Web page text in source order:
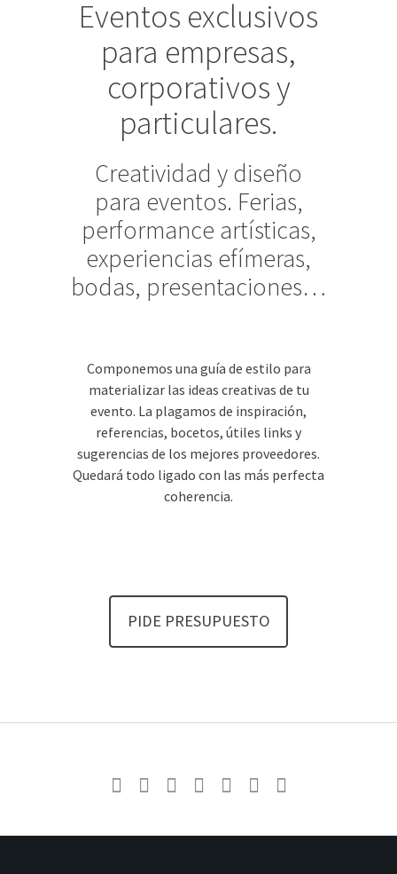
Eventos exclusivos
para empresas,
corporativos y
particulares.
Creatividad y diseño
para eventos. Ferias,
performance artísticas,
experiencias efímeras,
bodas, presentaciones…
Componemos una guí­a de estilo para
materializar las ideas creativas de tu
evento. La plagamos de inspiración,
referencias, bocetos, útiles links y
sugerencias de los mejores proveedores.
Quedará todo ligado con las más perfecta
coherencia.
PIDE PRESUPUESTO